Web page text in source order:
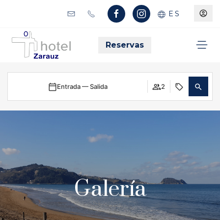
ES
Reservas
Entrada — Salida 2
Galería